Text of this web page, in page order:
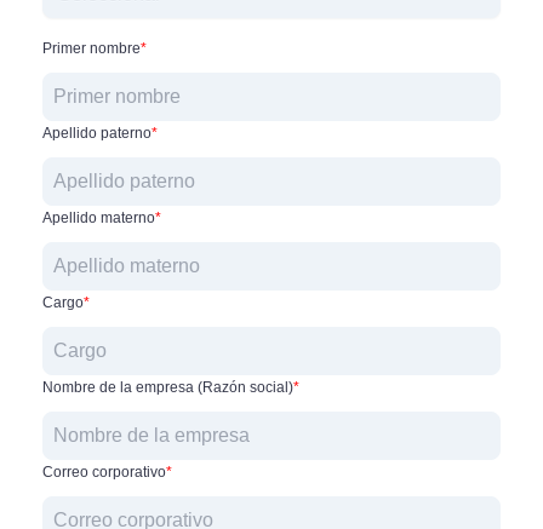
Primer nombre*
Apellido paterno*
Apellido materno*
Cargo*
Nombre de la empresa (Razón social)*
Correo corporativo*